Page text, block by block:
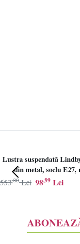
Lustra suspendată
din metal, soclu E27,
98,99 Lei
553,80 Lei